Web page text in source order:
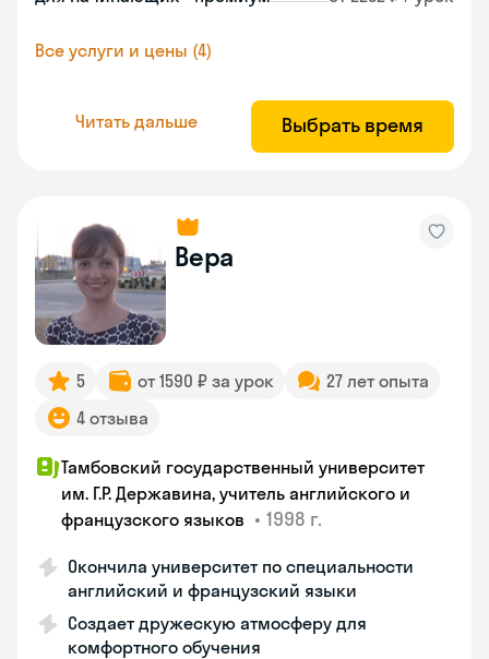
Все услуги и цены (4)
Читать дальше Выбрать время
Вера
5 от 1590 ₽ за урок
27 лет опыта
4 отзыва
Тамбовский государственный университет
им. Г.Р. Державина, учитель английского и
французского языков • 1998 г.
Окончила университет по специальности
английский и французский языки
Создает дружескую атмосферу для
комфортного обучения